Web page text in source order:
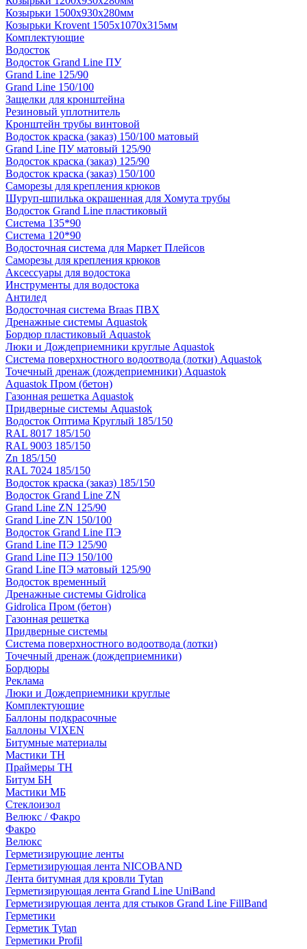
Козырьки 1500х930х280мм
Козырьки Krovent 1505х1070х315мм
Комплектующие
Водосток
Водосток Grand Line ПУ
Grand Line 125/90
Grand Line 150/100
Защелки для кронштейна
Резиновый уплотнитель
Кронштейн трубы винтовой
Водосток краска (заказ) 150/100 матовый
Grand Line ПУ матовый 125/90
Водосток краска (заказ) 125/90
Водосток краска (заказ) 150/100
Саморезы для крепления крюков
Шуруп-шпилька окрашенная для Хомута трубы
Водосток Grand Line пластиковый
Система 135*90
Система 120*90
Водосточная система для Маркет Плейсов
Саморезы для крепления крюков
Аксессуары для водостока
Инструменты для водостока
Антилед
Водосточная система Braas ПВХ
Дренажные системы Aquastok
Бордюр пластиковый Aquastok
Люки и Дождеприемники круглые Aquastok
Система поверхностного водоотвода (лотки) Aquastok
Точечный дренаж (дождеприемники) Aquastok
Aquastok Пром (бетон)
Газонная решетка Aquastok
Придверные системы Aquastok
Водосток Оптима Круглый 185/150
RAL 8017 185/150
RAL 9003 185/150
Zn 185/150
RAL 7024 185/150
Водосток краска (заказ) 185/150
Водосток Grand Line ZN
Grand Line ZN 125/90
Grand Line ZN 150/100
Водосток Grand Line ПЭ
Grand Line ПЭ 125/90
Grand Line ПЭ 150/100
Grand Line ПЭ матовый 125/90
Водосток временный
Дренажные системы Gidrolica
Gidrolica Пром (бетон)
Газонная решетка
Придверные системы
Система поверхностного водоотвода (лотки)
Точечный дренаж (дождеприемники)
Бордюры
Рекламa
Люки и Дождеприемники круглые
Комплектующие
Баллоны подкрасочные
Баллоны VIXEN
Битумные материалы
Мастики ТН
Праймеры ТН
Битум БН
Мастики МБ
Стеклоизол
Велюкс / Факро
Факро
Велюкс
Герметизирующие ленты
Герметизирующая лента NICOBAND
Лента битумная для кровли Tytan
Герметизирующая лента Grand Line UniBand
Герметизирующая лента для стыков Grand Line FillBand
Герметики
Герметик Tytan
Герметики Profil